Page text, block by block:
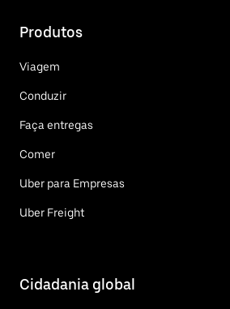
Produtos
Viagem
Conduzir
Faça entregas
Comer
Uber para Empresas
Uber Freight
Cidadania global